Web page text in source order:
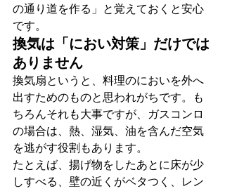
の通り道を作る」と覚えておくと安心
です。
換気は「におい対策」だけでは
ありません
換気扇というと、料理のにおいを外へ
出すためのものと思われがちです。も
ちろんそれも大事ですが、ガスコンロ
の場合は、熱、湿気、油を含んだ空気
を逃がす役割もあります。
たとえば、揚げ物をしたあとに床が少
しすべる、壁の近くがベタつく、レン